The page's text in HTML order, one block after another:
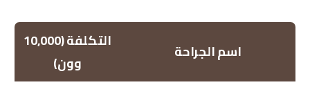
اسم الجراحة
التكلفة (10,000
وون)